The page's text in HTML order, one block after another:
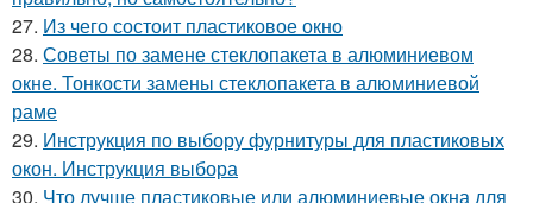
27. Из чего состоит пластиковое окно
28. Советы по замене стеклопакета в алюминиевом
окне. Тонкости замены стеклопакета в алюминиевой
раме
29. Инструкция по выбору фурнитуры для пластиковых
окон. Инструкция выбора
30. Что лучше пластиковые или алюминиевые окна для